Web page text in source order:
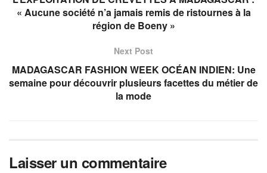
« Aucune société n’a jamais remis de ristournes à la
région de Boeny »
Next Post
MADAGASCAR FASHION WEEK OCÉAN INDIEN: Une
semaine pour découvrir plusieurs facettes du métier de
la mode
Laisser un commentaire